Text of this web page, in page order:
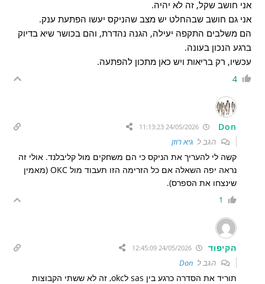
אני חושב שקל, זה לא יהיה.
אני גם חושב שבהחלט יש מצב שהניקס יעשו הפתעת ענק.
הם משלבים התקפה יעילה, הגנה נהדרת, והם בכושר שיא בדיוק
ברגע הנכון בעונה.
עכשיו, רק בריאות ויש כאן מתכון להפתעה.
4
Don
הגב ל גיא רוזן
קשה לי להעריך את הניקס כי הם משחקים מול קליבלנד. אולי זה
נראה יפה השאלה אם כל הזרימה הזו תעבוד מול OKC (מאמין
שינצחו את הספרס).
1
הקיפוד
הגב ל Don
תוריד את הסדרה כרגע בין sas לokc, זה לא ששתי הקבוצות